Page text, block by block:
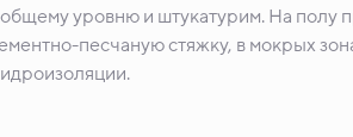
уровню и штукатурим. На полу
песчаную стяжку, в мокрых